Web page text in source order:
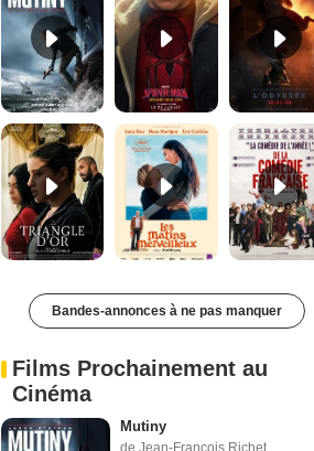
Le Triangle d'or Bande-annonce VF De la Comédie-Française Teaser VF
Bandes-annonces à ne pas manquer
Films Prochainement au
Cinéma
Mutiny